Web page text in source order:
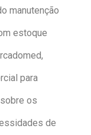
manutenção
estoque
para
os
de